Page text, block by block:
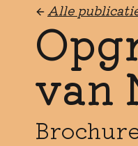
Alle
van